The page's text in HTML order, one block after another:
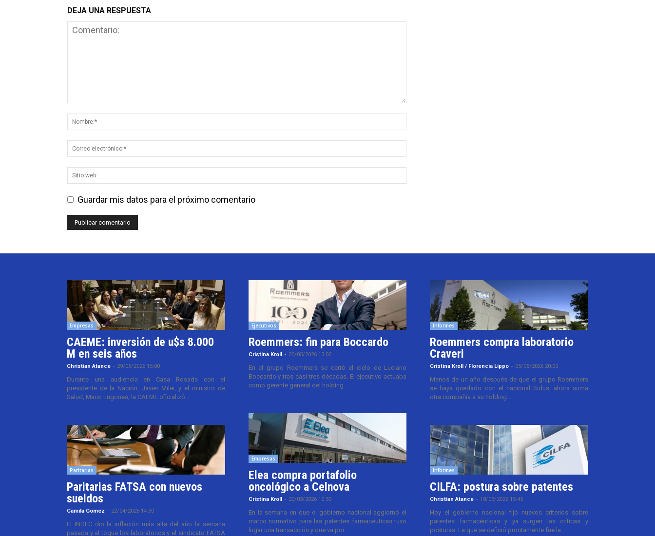
DEJA UNA RESPUESTA
Guardar mis datos para el próximo comentario
Empresas
CAEME: inversión de u$s 8.000
M en seis años
Christian Atance - 29/05/2026 15:00
Durante una audiencia en Casa Rosada con el
presidente de la Nación, Javier Milei, y el ministro de
Salud, Mario Lugones, la CAEME oficializó...
Paritarias
Paritarias FATSA con nuevos
sueldos
Camila Gomez - 22/04/2026 14:30
El INDEC dio la inflación más alta del año la semana
pasada y al toque los laboratorios y el sindicato FATSA
Ejecutivos
Roemmers: fin para Boccardo
Cristina Kroll - 20/05/2026 13:00
En el grupo Roemmers se cerró el ciclo de Luciano
Boccardo y tras casi tres décadas. El ejecutivo actuaba
como gerente general del holding...
Empresas
Elea compra portafolio
oncológico a Celnova
Cristina Kroll - 20/03/2026 10:30
En la semana en que el gobierno nacional aggiornó el
marco normativo para las patentes farmacéuticas tuvo
lugar una transacción y que va por...
Informes
Roemmers compra laboratorio
Craveri
Cristina Kroll / Florencia Lippo - 05/05/2026 20:00
Menos de un año después de que el grupo Roemmers
se haya quedado con el nacional Sidus, ahora suma
otra compañía a su holding....
Informes
CILFA: postura sobre patentes
Christian Atance - 18/03/2026 15:45
Hoy el gobierno nacional fijó nuevos criterios sobre
patentes farmacéuticas y ya surgen las críticas y
posturas. La que se definió prontamente fue la...